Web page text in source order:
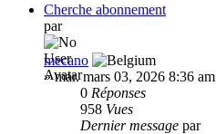
Cherche abonnement
par
mecano
»mar. mars 03, 2026 8:36 am
0 Réponses
958 Vues
Dernier message par